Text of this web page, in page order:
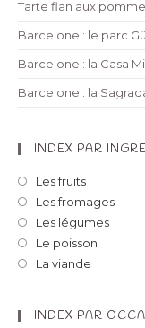
Tarte flan aux
Barcelone : le parc
Barcelone : la Casa
Barcelone : la
INDEX PAR
Les fruits
Les fromages
Les légumes
Le poisson
La viande
INDEX PAR